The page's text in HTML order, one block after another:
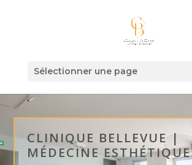
Sélectionner une page
CLINIQUE BELLEVUE |
MÉDECINE ESTHÉTIQUE